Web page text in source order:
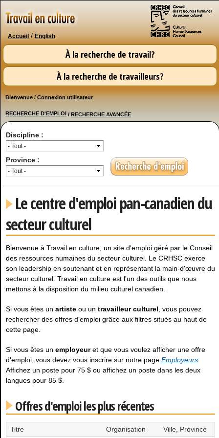
Accueil /English
À la recherche de travail?
À la recherche de travailleurs?
Bienvenue /Connexion utilisateur
RECHERCHE D'EMPLOI / RECHERCHE AVANCÉE
Discipline :
Province :
Le centre d'emploi pan-canadien du
secteur culturel
Bienvenue à Travail en culture, un site d'emploi géré par le Conseil
des ressources humaines du secteur culturel. Le CRHSC exerce
son leadership en soutenant et en représentant la main-d'œuvre du
secteur culturel. Travail en culture est l'un des outils que nous
mettons à la disposition du milieu culturel canadien.
Si vous êtes un artiste ou un travailleur culturel , vous pouvez
rechercher des offres d'emploi grâce aux filtres situés au haut de
cette page.
Si vous êtes un employeuret que vous voulez afficher une offre
d'emploi, vous devez vous inscrire sur notre page Employeurs
Affichez un poste pour 75 $ ou affichez un poste dans les deux
langues pour 85 $.
Offres d'emploi les plus récentes
Titre Organisation Ville, Province